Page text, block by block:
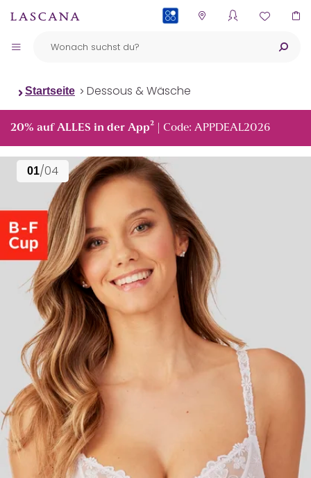
Startseite Dessous & Wäsche
20% auf ALLES in der App² | Code: APPDEAL2026
01/04